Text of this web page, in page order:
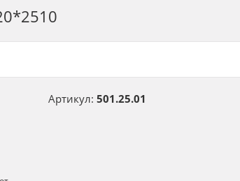
Артикул: 501.25.01